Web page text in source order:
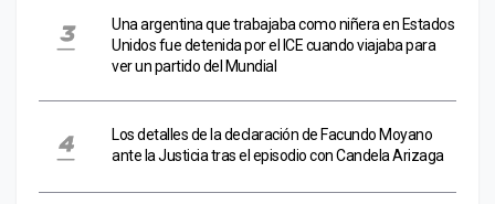
Una argentina que trabajaba como niñera en Estados
Unidos fue detenida por el ICE cuando viajaba para
ver un partido del Mundial
Los detalles de la declaración de Facundo Moyano
ante la Justicia tras el episodio con Candela Arizaga